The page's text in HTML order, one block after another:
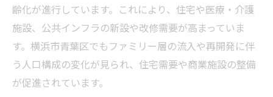
齢化が進行しています。これにより、住宅や医療・介護
施設、公共インフラの新設や改修需要が高まっていま
す。横浜市青葉区でもファミリー層の流入や再開発に伴
う人口構成の変化が見られ、住宅需要や商業施設の整備
が促進されています。